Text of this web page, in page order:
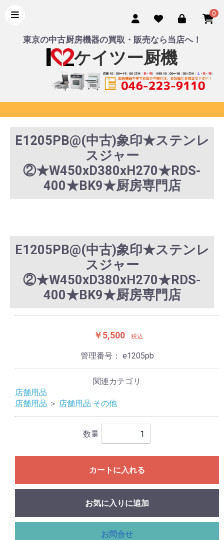
0
東京の中古厨房機器の買取・販売なら当店へ！
ケイツー厨機
E1205PB@(中古)象印★ステンレ
スジャー
②★W450xD380xH270★RDS-
400★BK9★厨房専門店
E1205PB@(中古)象印★ステンレ
スジャー
②★W450xD380xH270★RDS-
400★BK9★厨房専門店
￥5,500 税込
管理番号： e1205pb
関連カテゴリ
店舗用品
店舗用品 ＞ 店舗用品 その他
数量
カートに入れる
お気に入りに追加
お問合せ